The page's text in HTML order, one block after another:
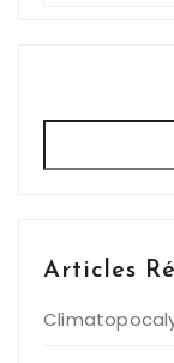
Articles